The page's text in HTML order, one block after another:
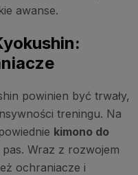
awanse.
powinien być trwały,
treningu. Na
kimono do
Wraz z rozwojem
ochraniacze i